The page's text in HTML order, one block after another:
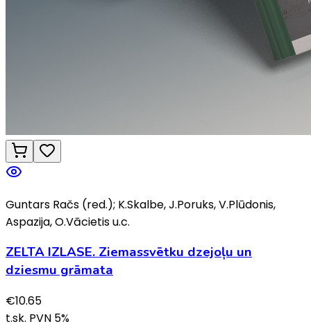
Guntars Račs (red.); K.Skalbe, J.Poruks, V.Plūdonis,
Aspazija, O.Vācietis u.c.
ZELTA IZLASE. Ziemassvētku dzejoļu un
dziesmu grāmata
€10.65
t.sk. PVN 5%